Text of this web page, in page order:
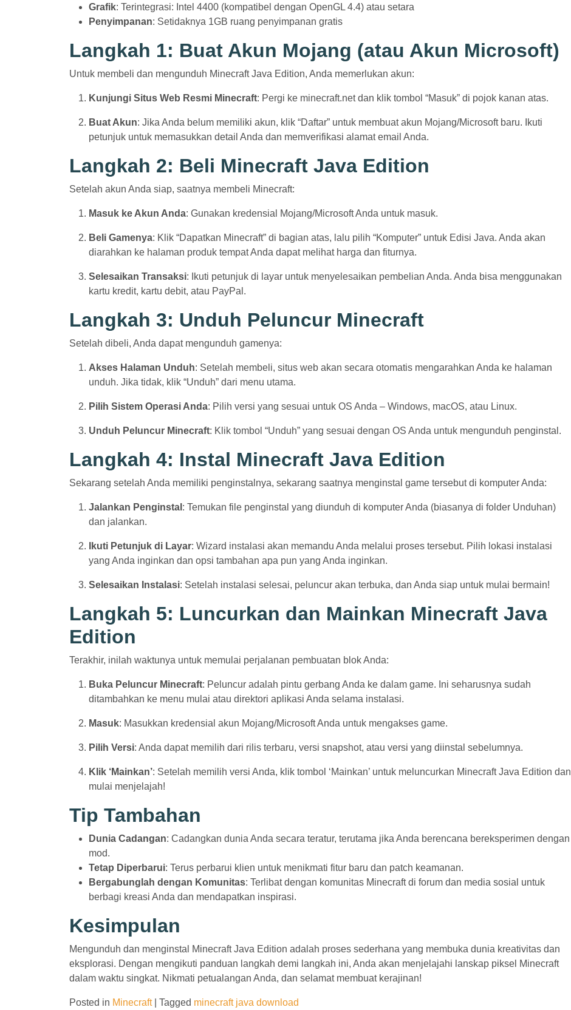
Grafik: Terintegrasi: Intel 4400 (kompatibel dengan OpenGL 4.4) atau setara
Penyimpanan: Setidaknya 1GB ruang penyimpanan gratis
Langkah 1: Buat Akun Mojang (atau Akun Microsoft)
Untuk membeli dan mengunduh Minecraft Java Edition, Anda memerlukan akun:
Kunjungi Situs Web Resmi Minecraft: Pergi ke minecraft.net dan klik tombol “Masuk” di pojok kanan atas.
Buat Akun: Jika Anda belum memiliki akun, klik “Daftar” untuk membuat akun Mojang/Microsoft baru. Ikuti
petunjuk untuk memasukkan detail Anda dan memverifikasi alamat email Anda.
Langkah 2: Beli Minecraft Java Edition
Setelah akun Anda siap, saatnya membeli Minecraft:
Masuk ke Akun Anda: Gunakan kredensial Mojang/Microsoft Anda untuk masuk.
Beli Gamenya: Klik “Dapatkan Minecraft” di bagian atas, lalu pilih “Komputer” untuk Edisi Java. Anda akan
diarahkan ke halaman produk tempat Anda dapat melihat harga dan fiturnya.
Selesaikan Transaksi: Ikuti petunjuk di layar untuk menyelesaikan pembelian Anda. Anda bisa menggunakan
kartu kredit, kartu debit, atau PayPal.
Langkah 3: Unduh Peluncur Minecraft
Setelah dibeli, Anda dapat mengunduh gamenya:
Akses Halaman Unduh: Setelah membeli, situs web akan secara otomatis mengarahkan Anda ke halaman
unduh. Jika tidak, klik “Unduh” dari menu utama.
Pilih Sistem Operasi Anda: Pilih versi yang sesuai untuk OS Anda – Windows, macOS, atau Linux.
Unduh Peluncur Minecraft: Klik tombol “Unduh” yang sesuai dengan OS Anda untuk mengunduh penginstal.
Langkah 4: Instal Minecraft Java Edition
Sekarang setelah Anda memiliki penginstalnya, sekarang saatnya menginstal game tersebut di komputer Anda:
Jalankan Penginstal : Temukan file penginstal yang diunduh di komputer Anda (biasanya di folder Unduhan)
dan jalankan.
Ikuti Petunjuk di Layar: Wizard instalasi akan memandu Anda melalui proses tersebut. Pilih lokasi instalasi
yang Anda inginkan dan opsi tambahan apa pun yang Anda inginkan.
Selesaikan Instalasi: Setelah instalasi selesai, peluncur akan terbuka, dan Anda siap untuk mulai bermain!
Langkah 5: Luncurkan dan Mainkan Minecraft Java
Edition
Terakhir, inilah waktunya untuk memulai perjalanan pembuatan blok Anda:
Buka Peluncur Minecraft: Peluncur adalah pintu gerbang Anda ke dalam game. Ini seharusnya sudah
ditambahkan ke menu mulai atau direktori aplikasi Anda selama instalasi.
Masuk: Masukkan kredensial akun Mojang/Microsoft Anda untuk mengakses game.
Pilih Versi: Anda dapat memilih dari rilis terbaru, versi snapshot, atau versi yang diinstal sebelumnya.
Klik ‘Mainkan’: Setelah memilih versi Anda, klik tombol ‘Mainkan’ untuk meluncurkan Minecraft Java Edition dan
mulai menjelajah!
Tip Tambahan
Dunia Cadangan: Cadangkan dunia Anda secara teratur, terutama jika Anda berencana bereksperimen dengan
mod.
Tetap Diperbarui: Terus perbarui klien untuk menikmati fitur baru dan patch keamanan.
Bergabunglah dengan Komunitas: Terlibat dengan komunitas Minecraft di forum dan media sosial untuk
berbagi kreasi Anda dan mendapatkan inspirasi.
Kesimpulan
Mengunduh dan menginstal Minecraft Java Edition adalah proses sederhana yang membuka dunia kreativitas dan
eksplorasi. Dengan mengikuti panduan langkah demi langkah ini, Anda akan menjelajahi lanskap piksel Minecraft
dalam waktu singkat. Nikmati petualangan Anda, dan selamat membuat kerajinan!
Posted in Minecraft| Tagged minecraft java download